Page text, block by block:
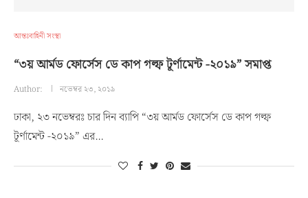
আন্তঃবাহিনী সংস্থা
“৩য় আর্মড ফোর্সেস ডে কাপ গল্ফ টূর্ণামেন্ট -২০১৯” সমাপ্ত
Author: নভেম্বর ২৩, ২০১৯
ঢাকা, ২৩ নভেম্বরঃ চার দিন ব্যাপি “৩য় আর্মড ফোর্সেস ডে কাপ গল্ফ
টূর্ণামেন্ট -২০১৯” এর…